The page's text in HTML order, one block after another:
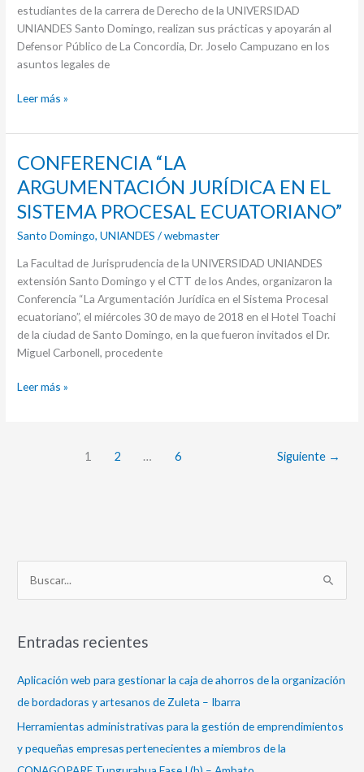
estudiantes de la carrera de Derecho de la UNIVERSIDAD
UNIANDES Santo Domingo, realizan sus prácticas y apoyarán al
Defensor Público de La Concordia, Dr. Joselo Campuzano en los
asuntos legales de
Leer más »
CONFERENCIA “LA
ARGUMENTACIÓN JURÍDICA EN EL
SISTEMA PROCESAL ECUATORIANO”
Santo Domingo,UNIANDES /webmaster
La Facultad de Jurisprudencia de la UNIVERSIDAD UNIANDES
extensión Santo Domingo y el CTT de los Andes, organizaron la
Conferencia “La Argumentación Jurídica en el Sistema Procesal
ecuatoriano”, el miércoles 30 de mayo de 2018 en el Hotel Toachi
de la ciudad de Santo Domingo, en la que fueron invitados el Dr.
Miguel Carbonell, procedente
CONFERENCIA
ARGUMENTACIÓN
JURÍDICA
EN
SISTEMA
PROCESAL
ECUATORIANO”
Leer más »
1 2 … 6 Siguiente →
c
r
Entradas recientes
Aplicación web para gestionar la caja de ahorros de la organización
de bordadoras y artesanos de Zuleta – Ibarra
Herramientas administrativas para la gestión de emprendimientos
y pequeñas empresas pertenecientes a miembros de la